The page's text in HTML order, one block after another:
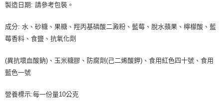
製造日期: 請參考包裝。
成分: 水、砂糖、果糖、羥丙基磷酸二澱粉、藍莓、脫水蘋果、檸檬酸、藍
莓香料、食鹽、抗氧化劑
(異抗壞血酸鈉)、玉米糖膠、防腐劑(己二烯酸鉀)、食用紅色四十號、食用
藍色一號
營養標示:每一份量10公克